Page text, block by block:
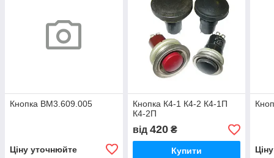
Кнопка ВМ3.609.005
Ціну уточнюйте
Кнопка К4-1 К4-2 К4-1П
К4-2П
від 420₴
Купити